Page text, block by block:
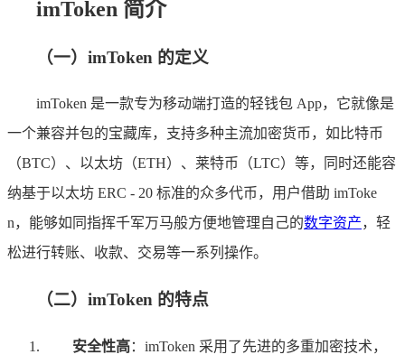
imToken 简介
（一）imToken 的定义
imToken 是一款专为移动端打造的轻钱包 App，它就像是
一个兼容并包的宝藏库，支持多种主流加密货币，如比特币
（BTC）、以太坊（ETH）、莱特币（LTC）等，同时还能容
纳基于以太坊 ERC - 20 标准的众多代币，用户借助 imToke
n，能够如同指挥千军万马般方便地管理自己的数字资产，轻
松进行转账、收款、交易等一系列操作。
（二）imToken 的特点
安全性高：imToken 采用了先进的多重加密技术，